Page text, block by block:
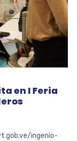
en I Feria
ingenio-